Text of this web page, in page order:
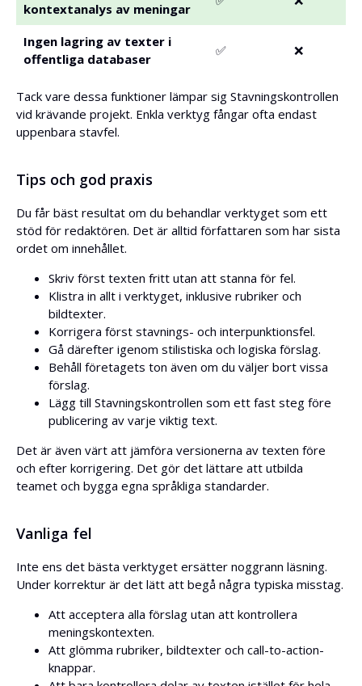
kontextanalys av meningar
Ingen lagring av texter i
offentliga databaser
✅ ❌
Tack vare dessa funktioner lämpar sig Stavningskontrollen
vid krävande projekt. Enkla verktyg fångar ofta endast
uppenbara stavfel.
Tips och god praxis
Du får bäst resultat om du behandlar verktyget som ett
stöd för redaktören. Det är alltid författaren som har sista
ordet om innehållet.
Skriv först texten fritt utan att stanna för fel.
Klistra in allt i verktyget, inklusive rubriker och
bildtexter.
Korrigera först stavnings- och interpunktionsfel.
Gå därefter igenom stilistiska och logiska förslag.
Behåll företagets ton även om du väljer bort vissa
förslag.
Lägg till Stavningskontrollen som ett fast steg före
publicering av varje viktig text.
Det är även värt att jämföra versionerna av texten före
och efter korrigering. Det gör det lättare att utbilda
teamet och bygga egna språkliga standarder.
Vanliga fel
Inte ens det bästa verktyget ersätter noggrann läsning.
Under korrektur är det lätt att begå några typiska misstag.
Att acceptera alla förslag utan att kontrollera
meningskontexten.
Att glömma rubriker, bildtexter och call-to-action-
knappar.